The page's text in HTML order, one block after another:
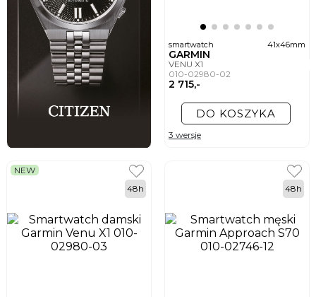
smartwatch 41x46mm
GARMIN
VENU X1
010-02980-02
2 715,-
DO KOSZYKA
3 wersje
NEW
48h
48h